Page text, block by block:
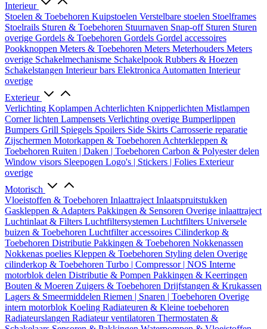
Interieur
Stoelen & Toebehoren Kuipstoelen Verstelbare stoelen Stoelframes
Stoelrails Sturen & Toebehoren Stuurnaven Snap-off Sturen Sturen
overige Gordels & Toebehoren Gordels Gordel accessoires
Pookknoppen Meters & Toebehoren Meters Meterhouders Meters
overige Schakelmechanisme Schakelpook Rubbers & Hoezen
Schakelstangen Interieur bars Elektronica Automatten Interieur
overige
Exterieur
Verlichting Koplampen Achterlichten Knipperlichten Mistlampen
Corner lichten Lampensets Verlichting overige Bumperlippen
Bumpers Grill Spiegels Spoilers Side Skirts Carrosserie reparatie
Zijschermen Motorkappen & Toebehoren Achterkleppen &
Toebehoren Ruiten | Daken | Toebehoren Carbon & Polyester delen
Window visors Sleepogen Logo's | Stickers | Folies Exterieur
overige
Motorisch
Vloeistoffen & Toebehoren Inlaattraject Inlaatspruitstukken
Gaskleppen & Adapters Pakkingen & Sensoren Overige inlaattraject
Luchtinlaat & Filters Luchtfiltersystemen Luchtfilters Universele
buizen & Toebehoren Luchtfilter accessoires Cilinderkop &
Toebehoren Distributie Pakkingen & Toebehoren Nokkenassen
Nokkenas poelies Kleppen & Toebehoren Styling delen Overige
cilinderkop & Toebehoren Turbo | Compressor | NOS Interne
motorblok delen Distributie & Pompen Pakkingen & Keerringen
Bouten & Moeren Zuigers & Toebehoren Drijfstangen & Krukassen
Lagers & Smeermiddelen Riemen | Snaren | Toebehoren Overige
intern motorblok Koeling Radiateuren & Kleine toebehoren
Radiateurslangen Radiateur ventilatoren Thermostaten &